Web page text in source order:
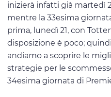
inizierà infatti già martedì
mentre la 33esima
prima, lunedì 21, con
disposizione è poco;
andiamo a scoprire le
strategie per le
34esima giornata di